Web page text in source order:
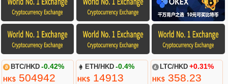
BTC/HKD -0.42%
HK$504942
ETH/HKD -0.4%
HK$ 14913
LTC/HKD +0.31%
HK$358.23